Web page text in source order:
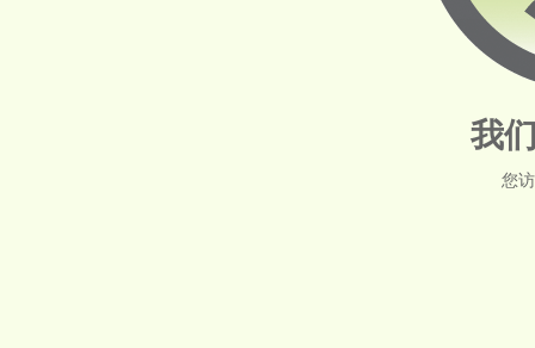
我
您